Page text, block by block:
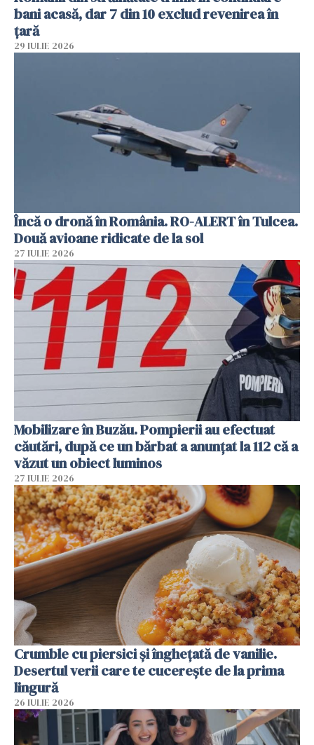
bani acasă, dar 7 din 10 exclud revenirea în
țară
29 IULIE 2026
Încă o dronă în România. RO-ALERT în Tulcea.
Două avioane ridicate de la sol
27 IULIE 2026
Mobilizare în Buzău. Pompierii au efectuat
căutări, după ce un bărbat a anunțat la 112 că a
văzut un obiect luminos
27 IULIE 2026
Crumble cu piersici și înghețată de vanilie.
Desertul verii care te cucerește de la prima
lingură
26 IULIE 2026